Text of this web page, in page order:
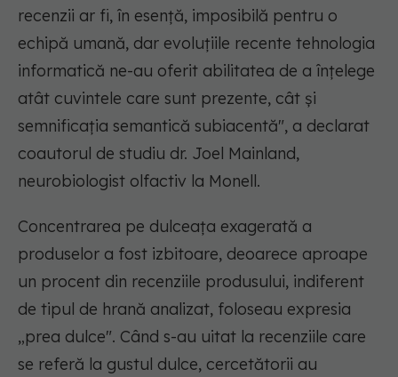
recenzii ar fi, în esență, imposibilă pentru o
echipă umană, dar evoluțiile recente tehnologia
informatică ne-au oferit abilitatea de a înțelege
atât cuvintele care sunt prezente, cât și
semnificația semantică subiacentă", a declarat
coautorul de studiu dr. Joel Mainland,
neurobiologist olfactiv la Monell.
Concentrarea pe dulceața exagerată a
produselor a fost izbitoare, deoarece aproape
un procent din recenziile produsului, indiferent
de tipul de hrană analizat, foloseau expresia
„prea dulce". Când s-au uitat la recenziile care
se referă la gustul dulce, cercetătorii au